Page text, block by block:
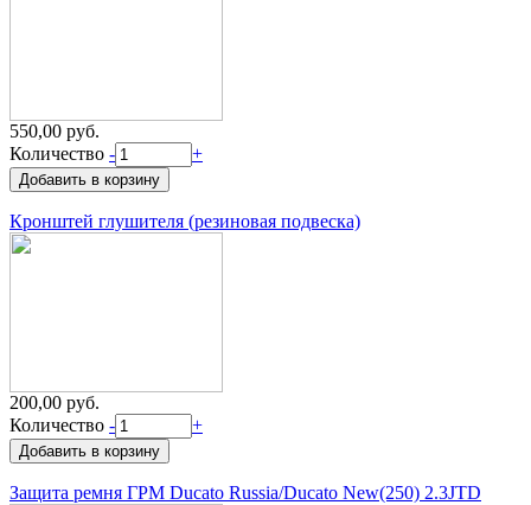
550,00 руб.
Количество - +
Кронштей глушителя (резиновая подвеска)
200,00 руб.
Количество - +
Защита ремня ГРМ Ducato Russia/Ducato New(250) 2.3JTD